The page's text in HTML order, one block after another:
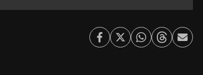
Facebook
TwitterWhatsapp
ThreadsEnviar